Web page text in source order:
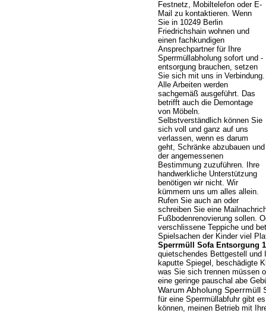
Festnetz, Mobiltelefon oder E-
Mail zu kontaktieren. Wenn
Sie in 10249 Berlin
Friedrichshain wohnen und
einen fachkundigen
Ansprechpartner für Ihre
Sperrmüllabholung sofort und -
entsorgung brauchen, setzen
Sie sich mit uns in Verbindung.
Alle Arbeiten werden
sachgemäß ausgeführt. Das
betrifft auch die Demontage
von Möbeln.
Selbstverständlich können Sie
sich voll und ganz auf uns
verlassen, wenn es darum
geht, Schränke abzubauen und
der angemessenen
Bestimmung zuzuführen. Ihre
handwerkliche Unterstützung
benötigen wir nicht. Wir
kümmern uns um alles allein.
Rufen Sie auch an oder
schreiben Sie eine
Fußbodenrenovierung sollen.
verschlissene Teppiche und
Spielsachen der Kinder viel
Sperrmüll Sofa Entsorgung
quietschendes Bettgestell und
kaputte Spiegel, beschädigte
was Sie sich trennen müssen
eine geringe pauschal abe
Warum Abholung Sperrmüll
für eine Sperrmüllabfuhr gibt
können, meinen Betrieb mit